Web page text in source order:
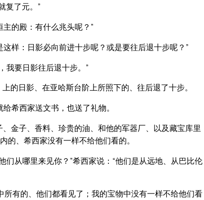
复了元。”
的殿：有什么兆头呢？”
样：日影必向前进十步呢？或是要往后退十步呢？”
我要日影往后退十步。”
的日影、在亚哈斯台阶上所照下的、往后退了十步。
希西家送文书，也送了礼物。
金子、香料、珍贵的油、和他的军器厂、以及藏宝库里
、希西家没有一样不给他们看的。
从哪里来见你？”希西家说：“他们是从远地、从巴比伦
所有的、他们都看见了；我的宝物中没有一样不给他们看